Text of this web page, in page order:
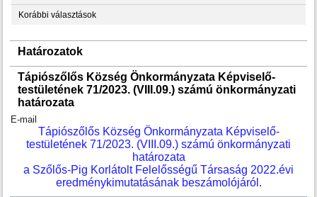
Korábbi választások
Határozatok
Tápiószőlős Község Önkormányzata Képviselő-
testületének 71/2023. (VIII.09.) számú önkormányzati
határozata
E-mail
Tápiószőlős Község Önkormányzata Képviselő-
testületének 71/2023. (VIII.09.) számú önkormányzati
határozata
a Szőlős-Pig Korlátolt Felelősségű Társaság 2022.évi
eredménykimutatásának beszámolójáról .